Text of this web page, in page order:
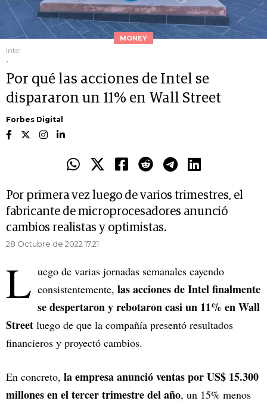
MONEY
Intel
.
Por qué las acciones de Intel se
dispararon un 11% en Wall Street
Forbes Digital
Por primera vez luego de varios trimestres, el
fabricante de microprocesadores anunció
cambios realistas y optimistas.
28 Octubre de 2022 17.21
L uego de varias jornadas semanales cayendo
consistentemente, las acciones de Intel finalmente
se despertaron y rebotaron casi un 11% en Wall
Street luego de que la compañía presentó resultados
financieros y proyectó cambios.
En concreto, la empresa anunció ventas por US$ 15.300
millones en el tercer trimestre del año, un 15% menos